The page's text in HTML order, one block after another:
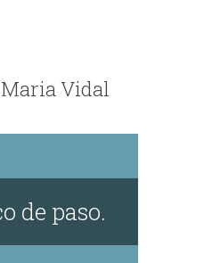
Maria Vidal
de paso.